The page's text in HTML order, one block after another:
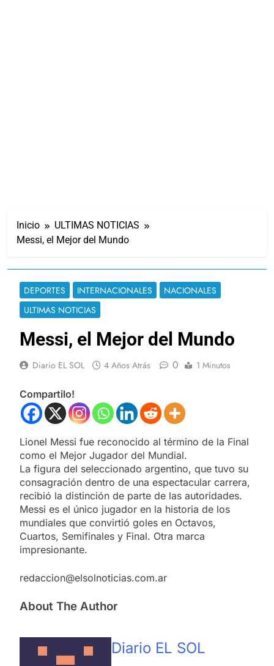
Inicio
ULTIMAS NOTICIAS
Messi, el Mejor del Mundo
DEPORTES INTERNACIONALES
NACIONALES
ULTIMAS NOTICIAS
Messi, el Mejor del Mundo
Diario EL SOL 4 Años Atrás 0 1 Minutos
Compartilo!
Lionel Messi fue reconocido al término de la Final
como el Mejor Jugador del Mundial.
La figura del seleccionado argentino, que tuvo su
consagración dentro de una espectacular carrera,
recibió la distinción de parte de las autoridades.
Messi es el único jugador en la historia de los
mundiales que convirtió goles en Octavos,
Cuartos, Semifinales y Final. Otra marca
impresionante.
redaccion@elsolnoticias.com.ar
About The Author
Diario EL SOL